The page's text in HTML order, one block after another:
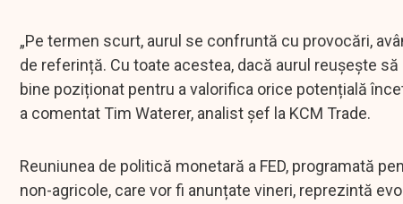
„Pe termen scurt, aurul se confruntă cu provocări,
de referință. Cu toate acestea, dacă aurul reușește
bine poziționat pentru a valorifica orice potențială
a comentat Tim Waterer, analist șef la KCM Trade.
Reuniunea de politică monetară a FED, programată
non-agricole, care vor fi anunțate vineri, reprezintă